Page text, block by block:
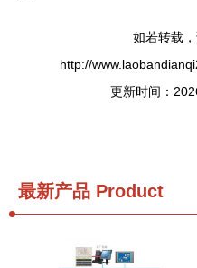
如若转载
http://
更新时间：
最新产品 Product